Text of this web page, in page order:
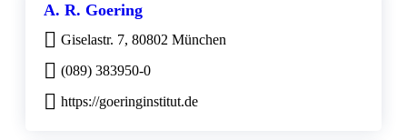
A. R. Goering
Giselastr. 7, 80802 München
(089) 383950-0
https://goeringinstitut.de